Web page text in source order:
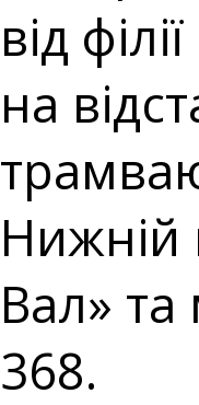
від
на
Нижній
Вал»